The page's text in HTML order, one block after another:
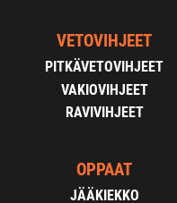
VETOVIHJEET
PITKÄVETOVIHJEET
VAKIOVIHJEET
RAVIVIHJEET
OPPAAT
JÄÄKIEKKO